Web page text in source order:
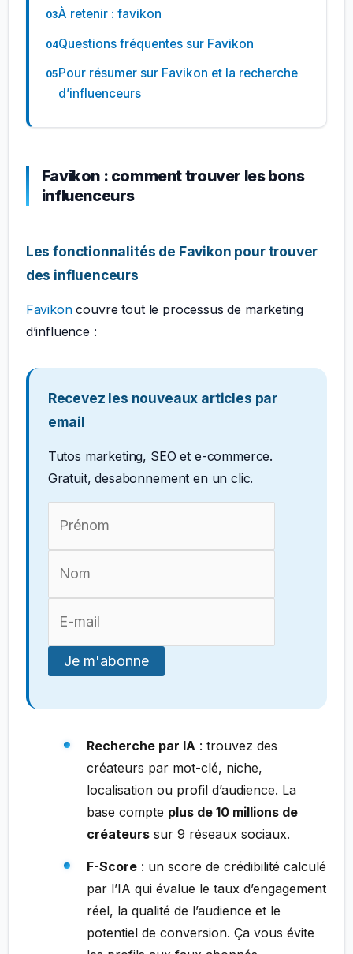
À retenir : favikon
Questions fréquentes sur Favikon
Pour résumer sur Favikon et la recherche
d’influenceurs
Favikon : comment trouver les bons
influenceurs
Les fonctionnalités de Favikon pour trouver
des influenceurs
Favikoncouvre tout le processus de marketing
d’influence :
Recevez les nouveaux articles par
email
Tutos marketing, SEO et e-commerce.
Gratuit, desabonnement en un clic.
Recherche par IA : trouvez des
créateurs par mot-clé, niche,
localisation ou profil d’audience. La
base compte plus de 10 millions de
créateurssur 9 réseaux sociaux.
F-Score: un score de crédibilité calculé
par l’IA qui évalue le taux d’engagement
réel, la qualité de l’audience et le
potentiel de conversion. Ça vous évite